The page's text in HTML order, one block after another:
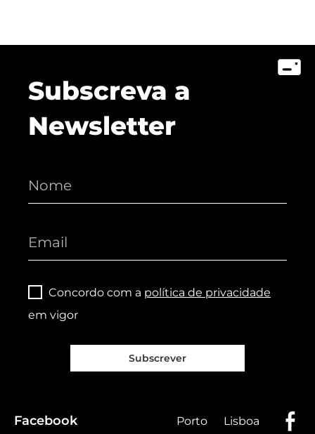
Subscreva a
Newsletter
Concordo com a política de privacidade
em vigor
Subscrever
Facebook Porto Lisboa